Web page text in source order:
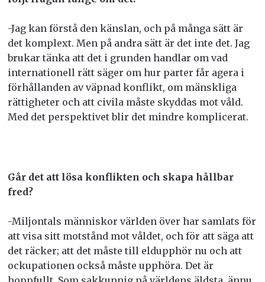
-Jag kan förstå den känslan, och på många sätt är
det komplext. Men på andra sätt är det inte det. Jag
brukar tänka att det i grunden handlar om vad
internationell rätt säger om hur parter får agera i
förhållanden av väpnad konflikt, om mänskliga
rättigheter och att civila måste skyddas mot våld.
Med det perspektivet blir det mindre komplicerat.
Går det att lösa konflikten och skapa hållbar
fred?
-Miljontals människor världen över har samlats för
att visa sitt motstånd mot våldet, och för att säga att
det räcker; att det måste till eldupphör nu och att
ockupationen också måste upphöra. Det är